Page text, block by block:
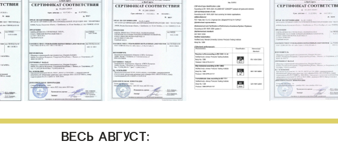
ВЕСЬ АВГУСТ: